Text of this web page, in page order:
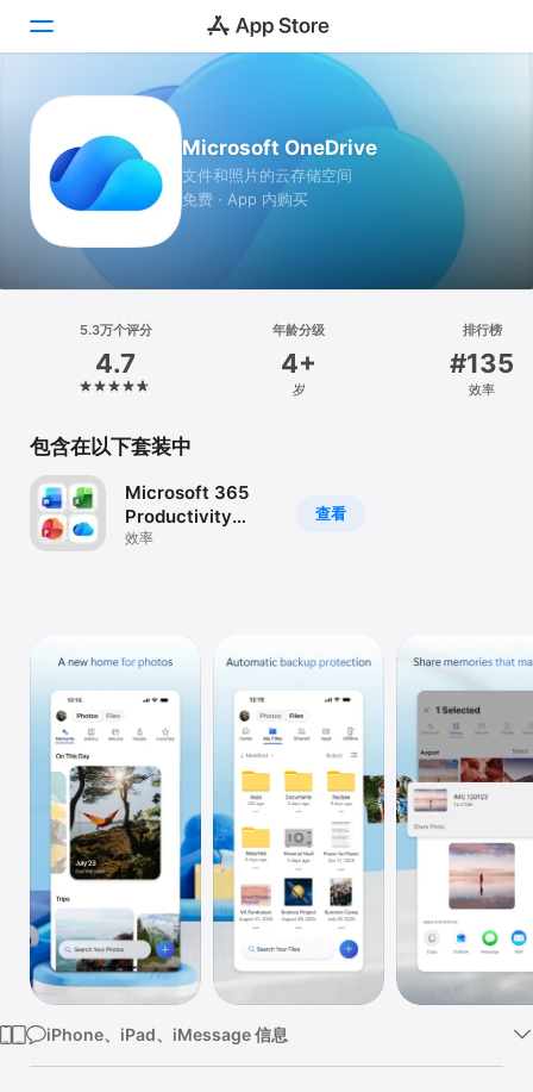
游戏
App
Vision
Watch
Microsoft OneDrive
文件和照片的云存储空间
免费 · App 内购买
5.3万个评分
4.7
年龄分级
4+
岁
排行榜
#135
效率
包含在以下套装中
查看
Microsoft 365
Productivity
Apps
效率
iPhone、iPad、iMessage 信息